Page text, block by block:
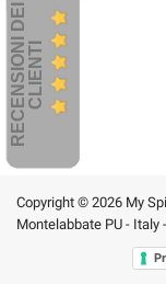
R
E
C
E
N
S
I
ON
I
D
E
I
C
L
I
E
N
TI
Copyright © 2026 My
Montelabbate PU - Italy